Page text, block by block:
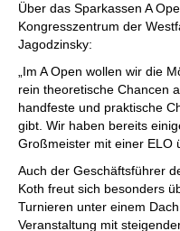
Über das Sparkassen A
Kongresszentrum der
Jagodzinsky:
„Im A Open wollen wir die
rein theoretische Chancen
handfeste und praktische
gibt. Wir haben bereits
Großmeister mit einer ELO
Auch der Geschäftsführer
Koth freut sich besonders
Turnieren unter einem
Veranstaltung mit